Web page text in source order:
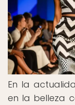
En la
en la belleza